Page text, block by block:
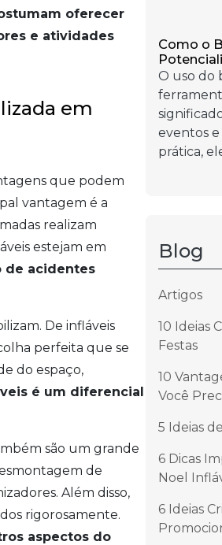
oferecer
e atividades
em
que podem
vantagem é a
realizam
estejam em
de acidentes
De infláveis
perfeita que se
do espaço,
é um diferencial
são um grande
de
Além disso,
rigorosamente.
aspectos do
Como o
O uso do
eventos e
prática,
Blog
Artigos
10 Ideias
Festas
10
Você
5 Ideias
6 Dicas
Noel
6 Ideias